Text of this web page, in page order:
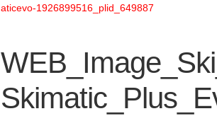
aticevo-1926899516_plid_649887